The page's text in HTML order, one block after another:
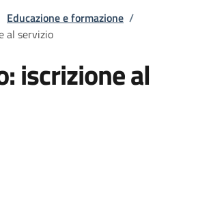
Educazione e formazione /
al servizio
iscrizione al